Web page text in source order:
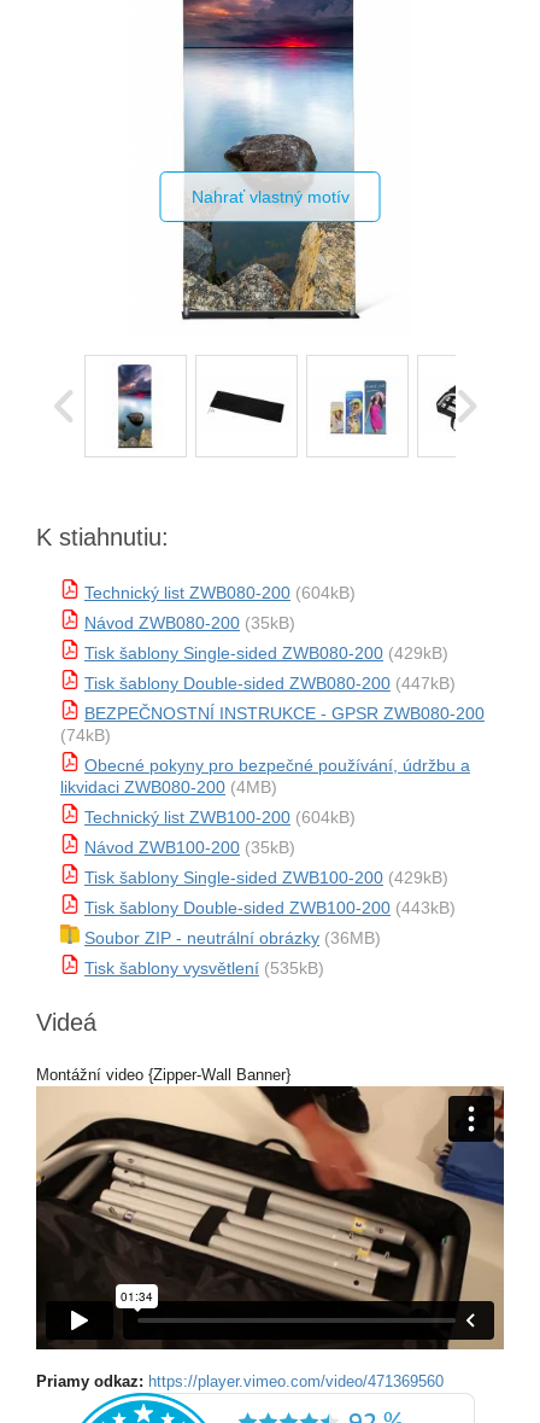
Nahrať vlastný motív
K stiahnutiu:
Technický list ZWB080-200 (604kB)
Návod ZWB080-200 (35kB)
Tisk šablony Single-sided ZWB080-200 (429kB)
Tisk šablony Double-sided ZWB080-200 (447kB)
BEZPEČNOSTNÍ INSTRUKCE - GPSR ZWB080-200
(74kB)
Obecné pokyny pro bezpečné používání, údržbu a
likvidaci ZWB080-200 (4MB)
Technický list ZWB100-200 (604kB)
Návod ZWB100-200 (35kB)
Tisk šablony Single-sided ZWB100-200 (429kB)
Tisk šablony Double-sided ZWB100-200 (443kB)
Soubor ZIP - neutrální obrázky (36MB)
Tisk šablony vysvětlení (535kB)
Videá
Montážní video {Zipper-Wall Banner}
Priamy odkaz: https://player.vimeo.com/video/471369560